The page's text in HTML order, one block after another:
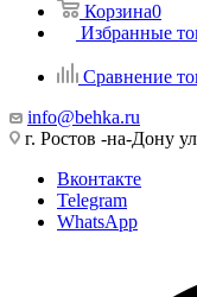
Корзина0
Избранные
Сравнение
info@behka.ru
г. Ростов -на-Дону
Вконтакте
Telegram
WhatsApp